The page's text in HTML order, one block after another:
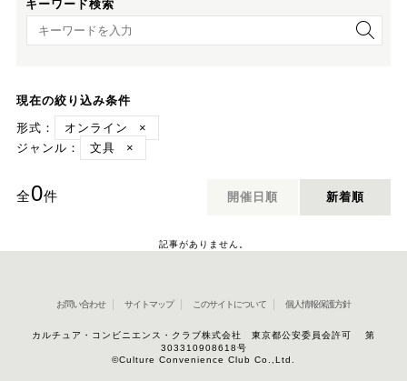
キーワード検索
キーワード検索
現在の絞り込み条件
形式：
オンライン
×
ジャンル：
文具 ×
全0件 開催日順 新着順
記事がありません。
お問い合わせ サイトマップ このサイトについて 個人情報保護方針
カルチュア・コンビニエンス・クラブ株式会社 東京都公安委員会許可 第
303310908618号
©Culture Convenience Club Co.,Ltd.